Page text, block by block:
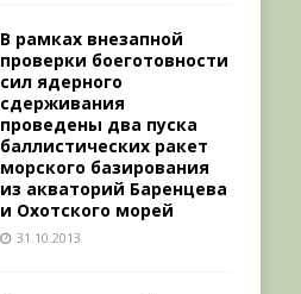
В рамках внезапной
проверки боеготовности
сил ядерного
сдерживания
проведены два пуска
баллистических ракет
морского базирования
из акваторий Баренцева
и Охотского морей
31.10.2013